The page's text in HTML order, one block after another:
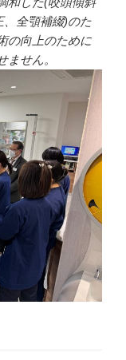
、全顎補綴)のた
の向上のために
せん。